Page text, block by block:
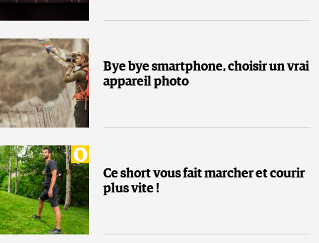
Bye bye smartphone, choisir un vrai
appareil photo
Ce short vous fait marcher et courir
plus vite !